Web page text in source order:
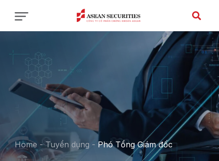
Home -Tuyển dụng - Phó Tổng Giám đốc